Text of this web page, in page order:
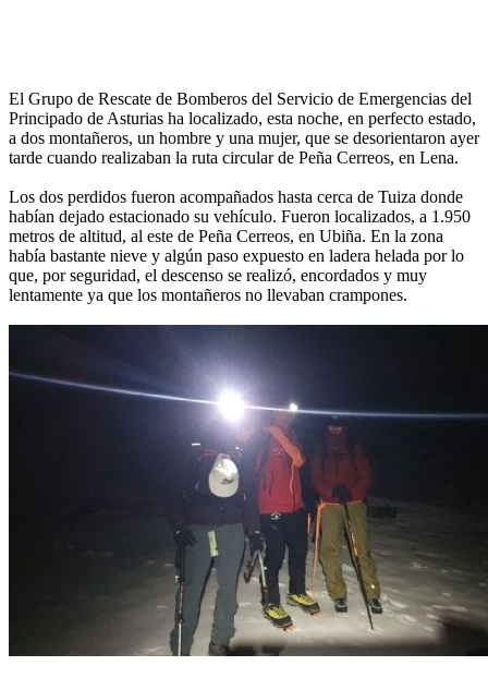
El Grupo de Rescate de Bomberos del Servicio de Emergencias del
Principado de Asturias ha localizado, esta noche, en perfecto estado,
a dos montañeros, un hombre y una mujer, que se desorientaron ayer
tarde cuando realizaban la ruta circular de Peña Cerreos, en Lena.
Los dos perdidos fueron acompañados hasta cerca de Tuiza donde
habían dejado estacionado su vehículo. Fueron localizados, a 1.950
metros de altitud, al este de Peña Cerreos, en Ubiña. En la zona
había bastante nieve y algún paso expuesto en ladera helada por lo
que, por seguridad, el descenso se realizó, encordados y muy
lentamente ya que los montañeros no llevaban crampones.